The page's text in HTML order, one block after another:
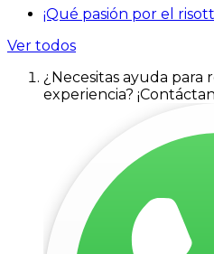
¡Qué pasión por el
Ver todos
¿Necesitas ayuda para
experiencia?